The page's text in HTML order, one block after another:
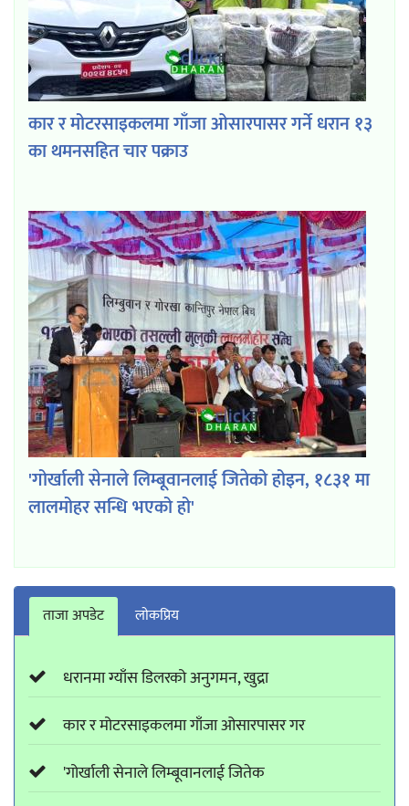
कार र मोटरसाइकलमा गाँजा ओसारपासर गर्ने धरान १३
का थमनसहित चार पक्राउ
'गोर्खाली सेनाले लिम्बूवानलाई जितेको होइन, १८३१ मा
लालमोहर सन्धि भएको हो'
ताजा अपडेट लाेकप्रिय
धरानमा ग्याँस डिलरको अनुगमन, खुद्रा
कार र मोटरसाइकलमा गाँजा ओसारपासर गर
'गोर्खाली सेनाले लिम्बूवानलाई जितेक